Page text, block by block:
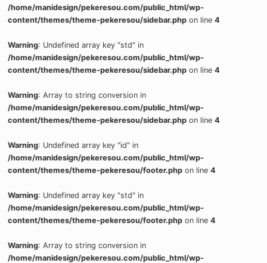
/home/manidesign/pekeresou.com/public_html/wp-
content/themes/theme-pekeresou/sidebar.php on line4
Warning: Undefined array key "std" in
/home/manidesign/pekeresou.com/public_html/wp-
content/themes/theme-pekeresou/sidebar.php on line4
Warning: Array to string conversion in
/home/manidesign/pekeresou.com/public_html/wp-
content/themes/theme-pekeresou/sidebar.php on line4
Warning: Undefined array key "id" in
/home/manidesign/pekeresou.com/public_html/wp-
content/themes/theme-pekeresou/footer.php on line4
Warning: Undefined array key "std" in
/home/manidesign/pekeresou.com/public_html/wp-
content/themes/theme-pekeresou/footer.php on line4
Warning: Array to string conversion in
/home/manidesign/pekeresou.com/public_html/wp-